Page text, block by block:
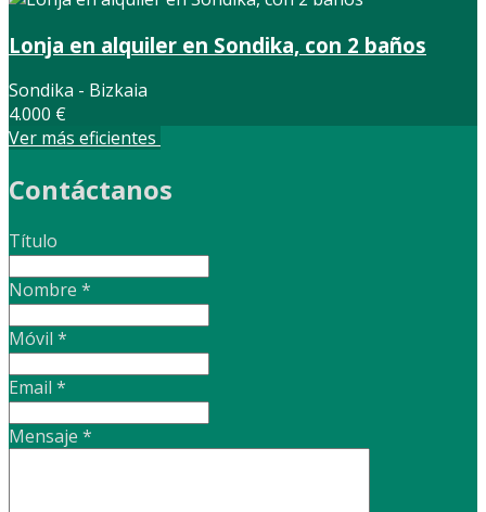
Lonja en alquiler en Sondika, con 2 baños
Sondika - Bizkaia
4.000 €
Ver más eficientes
Contáctanos
Título
Nombre *
Móvil *
Email *
Mensaje *